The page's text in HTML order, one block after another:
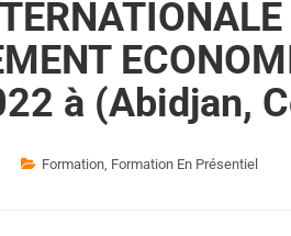
à (Abidjan,
Formation, Formation En Présentiel